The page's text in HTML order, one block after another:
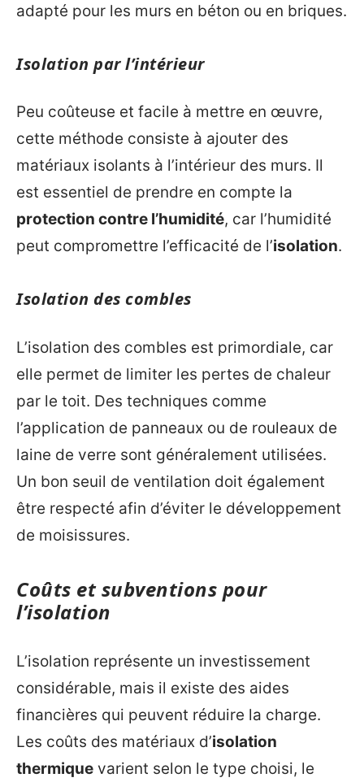
adapté pour les murs en béton ou en briques.
Isolation par l’intérieur
​Peu coûteuse et facile à mettre en œuvre,
cette méthode consiste à ajouter des
matériaux isolants à l’intérieur des murs. Il
est essentiel de prendre en compte la
protection contre l’humidité, car l’humidité
peut compromettre l’efficacité de l’isolation.
Isolation des combles
L’isolation des combles est primordiale, car
elle permet de limiter les pertes de chaleur
par le toit. Des techniques comme
l’application de panneaux ou de rouleaux de
laine de verre sont généralement utilisées.
Un bon seuil de ventilation doit également
être respecté afin d’éviter le développement
de moisissures.
Coûts et subventions pour
l’isolation
L’isolation représente un investissement
considérable, mais il existe des aides
financières qui peuvent réduire la charge.
Les coûts des matériaux d’isolation
thermique varient selon le type choisi, le